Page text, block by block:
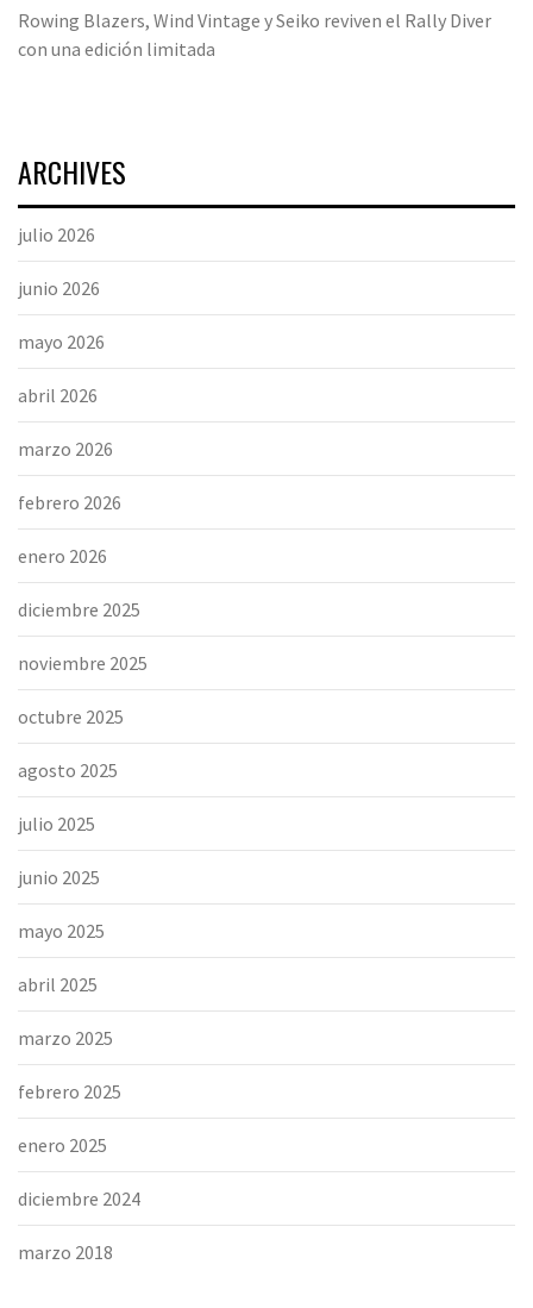
Rowing Blazers, Wind Vintage y Seiko reviven el Rally Diver
con una edición limitada
ARCHIVES
julio 2026
junio 2026
mayo 2026
abril 2026
marzo 2026
febrero 2026
enero 2026
diciembre 2025
noviembre 2025
octubre 2025
agosto 2025
julio 2025
junio 2025
mayo 2025
abril 2025
marzo 2025
febrero 2025
enero 2025
diciembre 2024
marzo 2018